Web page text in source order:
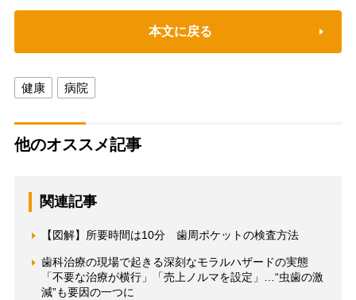
本文に戻る
健康 病院
他のオススメ記事
関連記事
【図解】所要時間は10分 歯周ポケットの検査方法
歯科治療の現場で起きる深刻なモラルハザードの実態
「不要な治療が横行」「売上ノルマを設定」…“虫歯の激
減”も要因の一つに